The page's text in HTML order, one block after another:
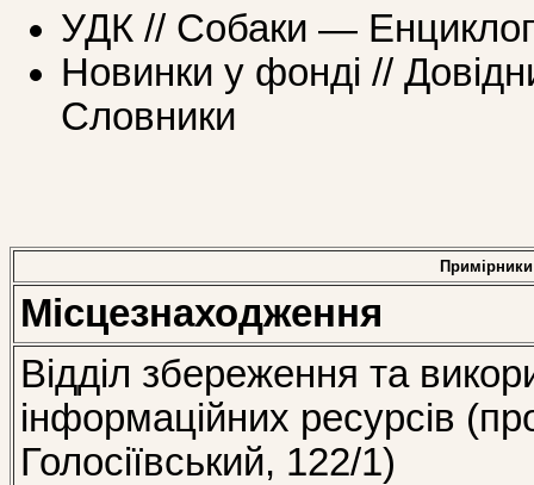
УДК // Собаки —
Новинки у фонді //
Словники
Примірники
Місцезнаходження
Відділ збереження та
інформаційних ресурсів
Голосіївський, 122/1)